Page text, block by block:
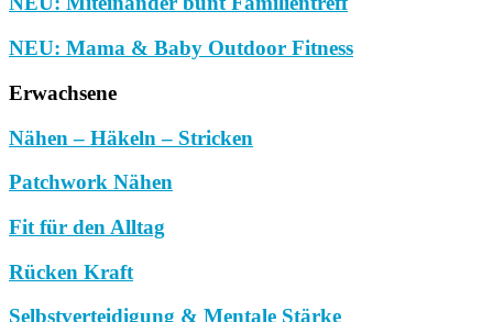
NEU: Mama & Baby Outdoor Fitness
Erwachsene
Nähen – Häkeln – Stricken
Patchwork Nähen
Fit für den Alltag
Rücken Kraft
Selbstverteidigung & Mentale Stärke